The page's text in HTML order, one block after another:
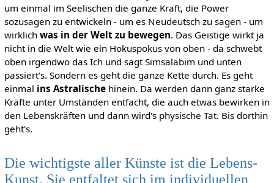
um einmal im Seelischen die ganze Kraft, die Power
sozusagen zu entwickeln - um es Neudeutsch zu sagen - um
wirklich was in der Welt zu bewegen. Das Geistige wirkt ja
nicht in die Welt wie ein Hokuspokus von oben - da schwebt
oben irgendwo das Ich und sagt Simsalabim und unten
passiert's. Sondern es geht die ganze Kette durch. Es geht
einmal ins Astralischehinein. Da werden dann ganz starke
Kräfte unter Umständen entfacht, die auch etwas bewirken in
den Lebenskräften und dann wird's physische Tat. Bis dorthin
geht's.
Die wichtigste aller Künste ist die Lebens-
Kunst. Sie entfaltet sich im individuellen